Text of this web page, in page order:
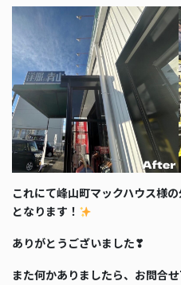
これにて峰山町マックハウス様
となります！
ありがとうございました❣
また何かありましたら、お問合